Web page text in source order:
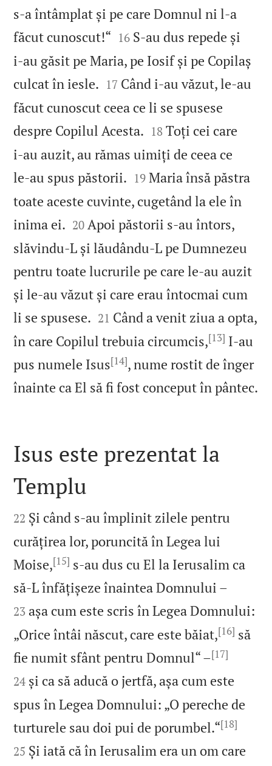
s‑a întâmplat și pe care Domnul ni l‑a
făcut cunoscut!“ 

16 S‑au dus repede și
i‑au găsit pe Maria, pe Iosif și pe Copilaș
culcat în iesle. 

17 Când i‑au văzut, le‑au
făcut cunoscut ceea ce li se spusese
despre Copilul Acesta. 

18 Toți cei care
i‑au auzit, au rămas uimiți de ceea ce
le‑au spus păstorii. 

19 Maria însă păstra
toate aceste cuvinte, cugetând la ele în
inima ei. 

20 Apoi păstorii s‑au întors,
slăvindu‑L și lăudându‑L pe Dumnezeu
pentru toate lucrurile pe care le‑au auzit
și le‑au văzut și care erau întocmai cum
li se spusese. 

21 Când a venit ziua a opta,
în care Copilul trebuia circumcis,[13] I‑au
pus numele Isus[14], nume rostit de înger
înainte ca El să fi fost conceput în pântec.

Isus este prezentat la
Templu

22 Și când s‑au împlinit zilele pentru
curățirea lor, poruncită în Legea lui
Moise,[15] s‑au dus cu El la Ierusalim ca
să‑L înfățișeze înaintea Domnului –
23 așa cum este scris în Legea Domnului:
„Orice întâi născut, care este băiat,[16] să
fie numit sfânt pentru Domnul“ –[17]
24 și ca să aducă o jertfă, așa cum este
spus în Legea Domnului: „O pereche de
turturele sau doi pui de porumbel.“[18]
25 Și iată că în Ierusalim era un om care